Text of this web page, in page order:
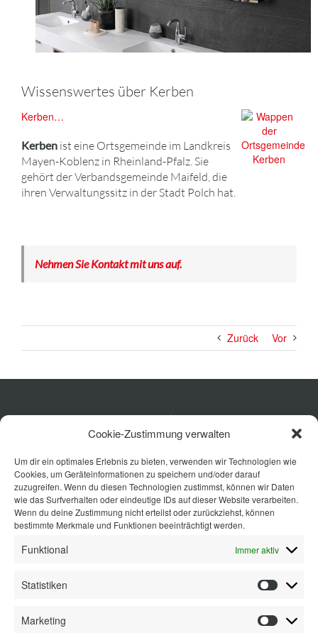
Cookie-Zustimmung verwalten
Um dir ein optimales Erlebnis zu bieten, verwenden wir Technologien wie
Cookies, um Geräteinformationen zu speichern und/oder darauf
zuzugreifen. Wenn du diesen Technologien zustimmst, können wir Daten
wie das Surfverhalten oder eindeutige IDs auf dieser Website verarbeiten.
Wenn du deine Zustimmung nicht erteilst oder zurückziehst, können
bestimmte Merkmale und Funktionen beeinträchtigt werden.
Funktional Immer aktiv
Statistiken
Marketing
Zurück Vor
Wissenswertes über Kerben
Kerben…
Kerben ist eine Ortsgemeinde im Landkreis
Mayen-Koblenz in Rheinland-Pfalz. Sie
gehört der Verbandsgemeinde Maifeld, die
ihren Verwaltungssitz in der Stadt Polch hat.
Nehmen Sie Kontakt mit uns auf.
Küche
Wohnen
Bad
Ausstattung
Planung
Kontakt